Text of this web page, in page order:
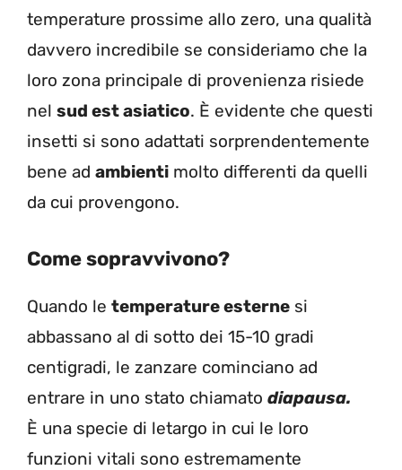
temperature prossime allo zero, una qualità
davvero incredibile se consideriamo che la
loro zona principale di provenienza risiede
nel sud est asiatico. È evidente che questi
insetti si sono adattati sorprendentemente
bene ad ambienti molto differenti da quelli
da cui provengono.
Come sopravvivono?
Quando le temperature esterne si
abbassano al di sotto dei 15-10 gradi
centigradi, le zanzare cominciano ad
entrare in uno stato chiamato diapausa.
È una specie di letargo in cui le loro
funzioni vitali sono estremamente